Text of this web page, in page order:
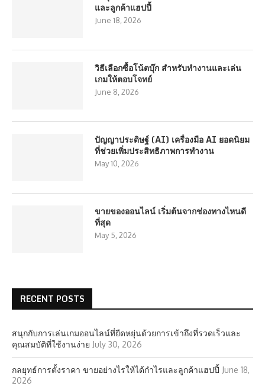
และลูกค้าแฮปปี้
June 18, 2026
วิธีเลือกซื้อโน้ตบุ๊ก สำหรับทำงานและเล่น
เกมให้ตอบโจทย์
June 8, 2026
ปัญญาประดิษฐ์ (AI) เครื่องมือ AI ยอดนิยม
ที่ช่วยเพิ่มประสิทธิภาพการทำงาน
May 10, 2026
ขายของออนไลน์ เริ่มต้นจากช่องทางไหนดี
ที่สุด
May 5, 2026
RECENT POSTS
สนุกกับการเล่นเกมออนไลน์ที่ยืดหยุ่นด้วยการเข้าถึงที่รวดเร็วและ
คุณสมบัติที่ใช้งานง่าย July 30, 2026
กลยุทธ์การตั้งราคา ขายอย่างไรให้ได้กำไรและลูกค้าแฮปปี้ June 18,
2026